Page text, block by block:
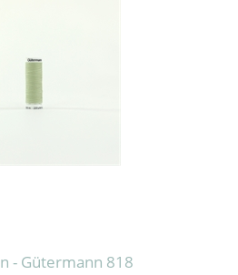
- Gütermann 818